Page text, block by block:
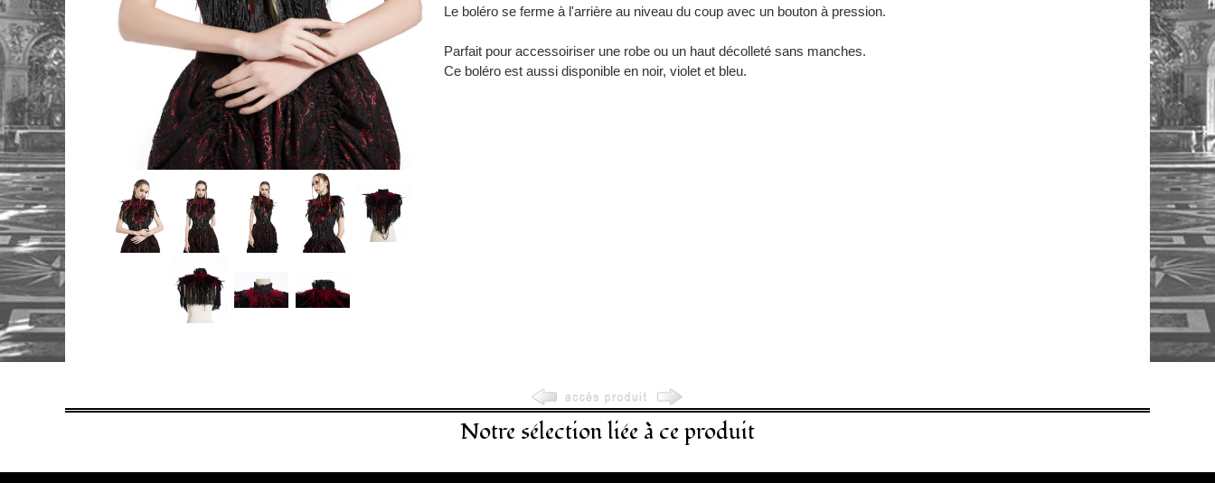
Le boléro se ferme à l'arrière au niveau du coup avec un bouton à pression.
Parfait pour accessoiriser une robe ou un haut décolleté sans manches.
Ce boléro est aussi disponible en noir, violet et bleu.
Notre sélection liée à ce produit